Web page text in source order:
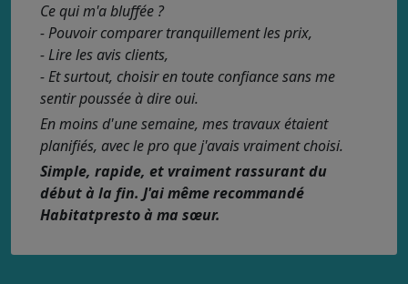
Ce qui m'a bluffée ?
- Pouvoir comparer tranquillement les prix,
- Lire les avis clients,
- Et surtout, choisir en toute confiance sans me
sentir poussée à dire oui.
En moins d'une semaine, mes travaux étaient
planifiés, avec le pro que j'avais vraiment choisi.
Simple, rapide, et vraiment rassurant du
début à la fin. J'ai même recommandé
Habitatpresto à ma sœur.